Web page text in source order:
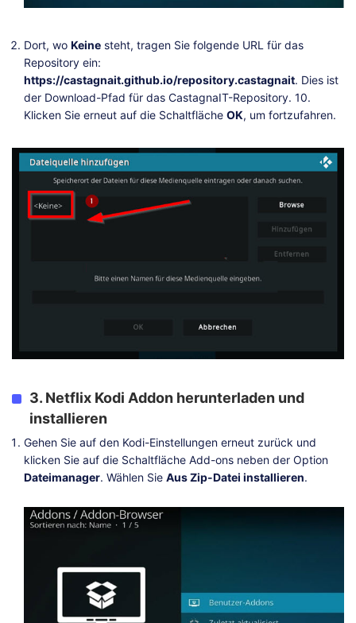
Dort, wo Keine steht, tragen Sie folgende URL für das
Repository ein:
https://castagnait.github.io/repository.castagnait. Dies ist
der Download-Pfad für das CastagnaIT-Repository. 10.
Klicken Sie erneut auf die Schaltfläche OK, um fortzufahren.
3. Netflix Kodi Addon herunterladen und
installieren
Gehen Sie auf den Kodi-Einstellungen erneut zurück und
klicken Sie auf die Schaltfläche Add-ons neben der Option
Dateimanager. Wählen Sie Aus Zip-Datei installieren.